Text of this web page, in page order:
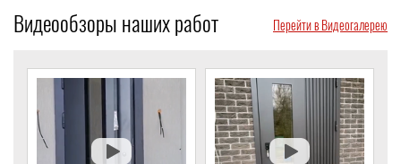
Видеообзоры наших работ Перейти в Видеогалерею